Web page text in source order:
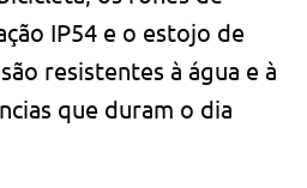
IP54 e o estojo de
resistentes à água e à
que duram o dia